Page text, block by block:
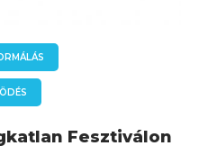
Fesztiválon